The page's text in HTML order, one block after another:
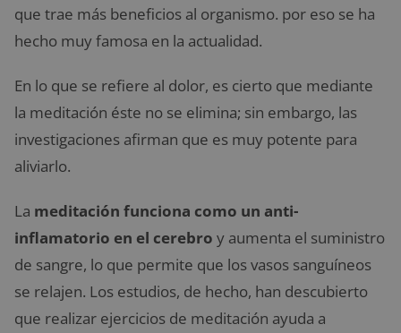
que trae más beneficios al organismo. por eso se ha
hecho muy famosa en la actualidad.
En lo que se refiere al dolor, es cierto que mediante
la meditación éste no se elimina; sin embargo, las
investigaciones afirman que es muy potente para
aliviarlo.
La meditación funciona como un anti-
inflamatorio en el cerebro y aumenta el suministro
de sangre, lo que permite que los vasos sanguíneos
se relajen. Los estudios, de hecho, han descubierto
que realizar ejercicios de meditación ayuda a